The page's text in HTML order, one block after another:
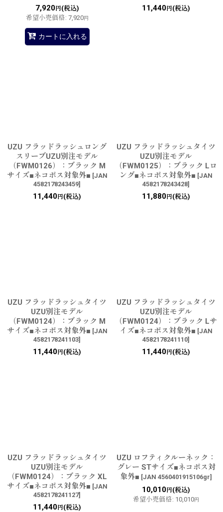
7,920円(税込)
希望小売価格: 7,920円
カートに入れる
11,440円(税込)
UZU フラッドラッシュロング
スリーブUZU別注モデル
（FWM0126）：ブラック M
サイズ■ネコポス対象外■ [JAN
4582178243459]
11,440円(税込)
UZU フラッドラッシュタイツ
UZU別注モデル
（FWM0125）：ブラック Lロ
ング■ネコポス対象外■ [JAN
4582178243428]
11,880円(税込)
UZU フラッドラッシュタイツ
UZU別注モデル
（FWM0124）：ブラック M
サイズ■ネコポス対象外■ [JAN
4582178241103]
11,440円(税込)
UZU フラッドラッシュタイツ
UZU別注モデル
（FWM0124）：ブラック Lサ
イズ■ネコポス対象外■ [JAN
4582178241110]
11,440円(税込)
UZU フラッドラッシュタイツ
UZU別注モデル
（FWM0124）：ブラック XL
サイズ■ネコポス対象外■ [JAN
4582178241127]
11,440円(税込)
UZU ロフティクルーネック：
グレー STサイズ■ネコポス対
象外■ [JAN 4560401915106gr]
10,010円(税込)
希望小売価格: 10,010円